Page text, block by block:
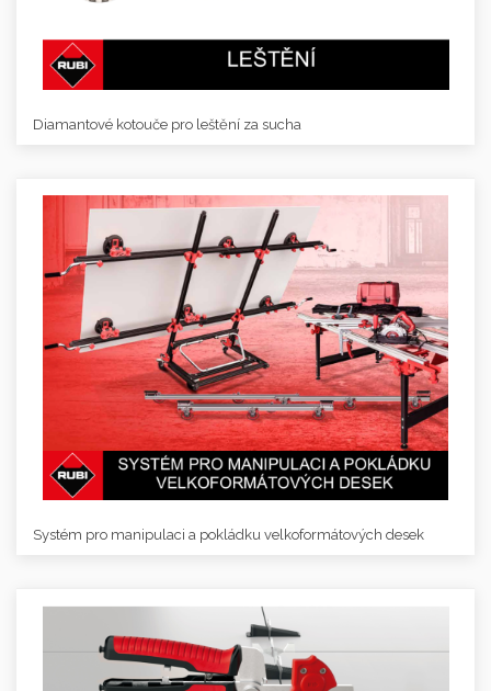
Diamantové kotouče pro leštění za sucha
Systém pro manipulaci a pokládku velkoformátových desek